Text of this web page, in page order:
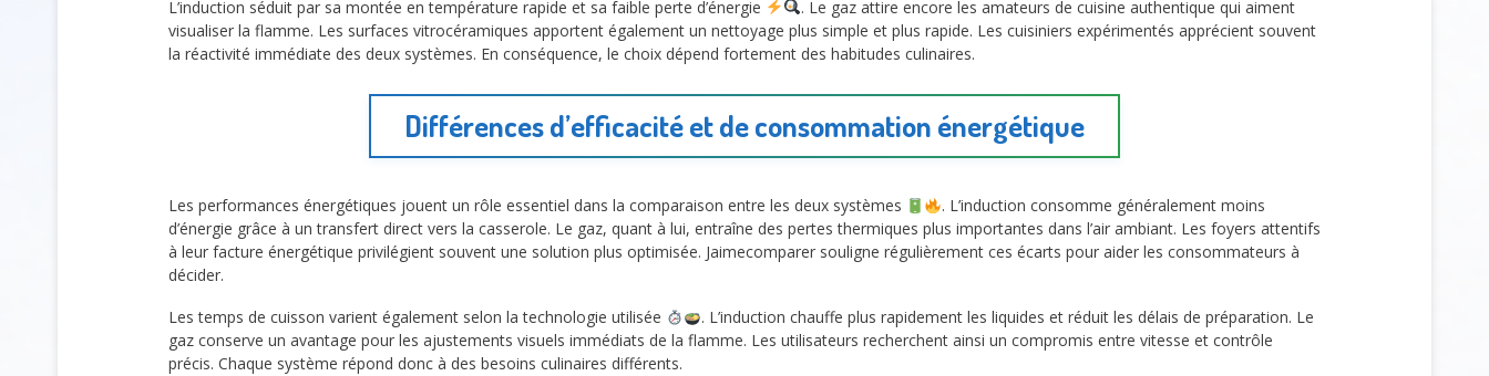
L’induction séduit par sa montée en température rapide et sa faible perte d’énergie
. Le gaz attire encore les amateurs de cuisine authentique qui aiment
visualiser la flamme. Les surfaces vitrocéramiques apportent également un nettoyage plus simple et plus rapide. Les cuisiniers expérimentés apprécient souvent
la réactivité immédiate des deux systèmes. En conséquence, le choix dépend fortement des habitudes culinaires.
Différences d’efficacité et de consommation énergétique
Les performances énergétiques jouent un rôle essentiel dans la comparaison entre les deux systèmes
. L’induction consomme généralement moins
d’énergie grâce à un transfert direct vers la casserole. Le gaz, quant à lui, entraîne des pertes thermiques plus importantes dans l’air ambiant. Les foyers attentifs
à leur facture énergétique privilégient souvent une solution plus optimisée. Jaimecomparer souligne régulièrement ces écarts pour aider les consommateurs à
décider.
Les temps de cuisson varient également selon la technologie utilisée
. L’induction chauffe plus rapidement les liquides et réduit les délais de préparation. Le
gaz conserve un avantage pour les ajustements visuels immédiats de la flamme. Les utilisateurs recherchent ainsi un compromis entre vitesse et contrôle
précis. Chaque système répond donc à des besoins culinaires différents.